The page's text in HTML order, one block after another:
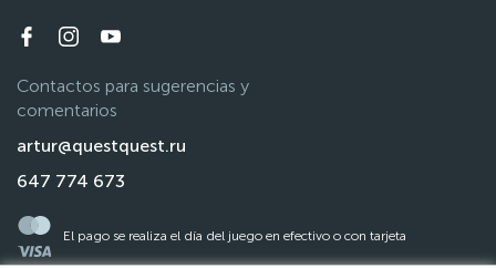
Contactos para sugerencias y
comentarios
artur@questquest.ru
647 774 673
El pago se realiza el día del juego en efectivo o con tarjeta